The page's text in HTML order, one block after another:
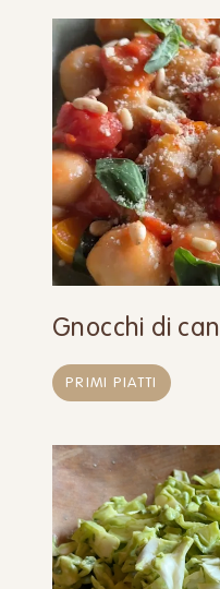
Gnocchi di
PRIMI PIATTI